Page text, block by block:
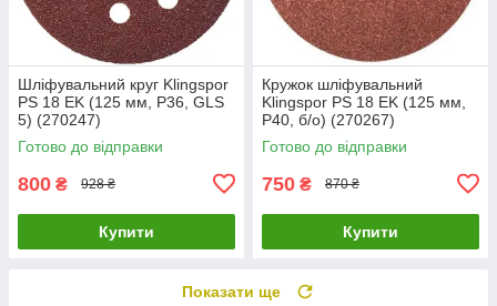
Шліфувальний круг Klingspor
PS 18 EK (125 мм, Р36, GLS
5) (270247)
Готово до відправки
800 ₴ 928 ₴
Купити
Кружок шліфувальний
Klingspor PS 18 EK (125 мм,
P40, б/о) (270267)
Готово до відправки
750 ₴ 870 ₴
Купити
Показати ще